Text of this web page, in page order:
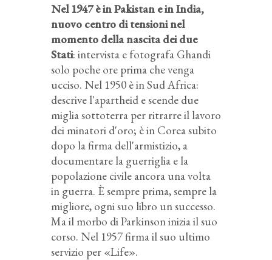
Nel 1947 è in Pakistan e in India,
nuovo centro di tensioni nel
momento della nascita dei due
Stati: intervista e fotografa Ghandi
solo poche ore prima che venga
ucciso. Nel 1950 è in Sud Africa:
descrive l'apartheid e scende due
miglia sottoterra per ritrarre il lavoro
dei minatori d'oro; è in Corea subito
dopo la firma dell'armistizio, a
documentare la guerriglia e la
popolazione civile ancora una volta
in guerra. È sempre prima, sempre la
migliore, ogni suo libro un successo.
Ma il morbo di Parkinson inizia il suo
corso. Nel 1957 firma il suo ultimo
servizio per «Life».